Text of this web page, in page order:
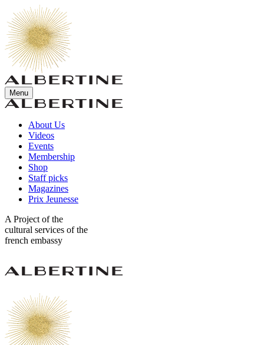
Menu
About Us
Videos
Events
Membership
Shop
Staff picks
Magazines
Prix Jeunesse
A Project of the
cultural services of the
french embassy